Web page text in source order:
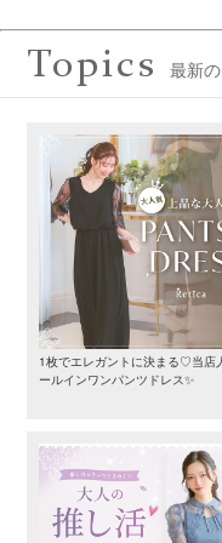
Topics 最新
1枚でエレガントに決まる♡当店
ールインワンパンツドレス✨